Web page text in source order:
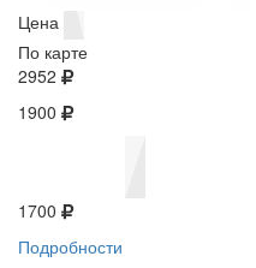
Цена
По карте
2952
1900
1700
Подробности